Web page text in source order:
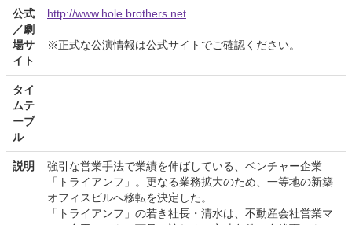
公式
／劇
場サ
イト
http://www.hole.brothers.net
※正式な公演情報は公式サイトでご確認ください。
タイ
ムテ
ーブ
ル
説明
強引な営業手法で業績を伸ばしている、ベンチャー企業
「トライアンフ」。更なる業務拡大のため、一等地の新築
オフィスビルへ移転を決定した。
「トライアンフ」の若き社長・清水は、不動産会社営業マ